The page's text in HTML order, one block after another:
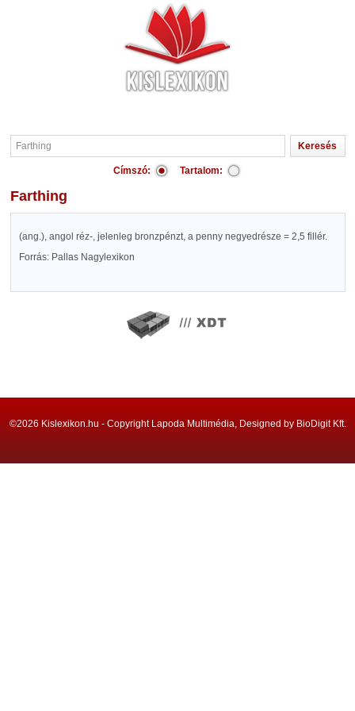
Címszó: Tartalom:
Farthing
(ang.), angol réz-, jelenleg bronzpénzt, a penny negyedrésze = 2,5 fillér.
Forrás: Pallas Nagylexikon
©2026 Kislexikon.hu - Copyright Lapoda Multimédia, Designed by BioDigit Kft.